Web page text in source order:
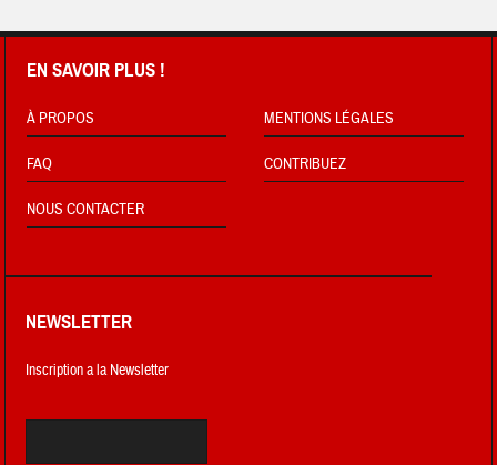
EN SAVOIR PLUS !
À PROPOS MENTIONS LÉGALES
FAQ CONTRIBUEZ
NOUS CONTACTER
NEWSLETTER
Inscription a la Newsletter